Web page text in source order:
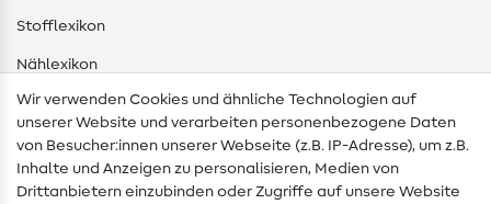
Stofflexikon
Nählexikon
Nähanleitungen
Hilfe & Kontakt
Kontakt
Wir verwenden Cookies und ähnliche Technologien auf
unserer Website und verarbeiten personenbezogene Daten
von Besucher:innen unserer Webseite (z.B. IP-Adresse), um z.B.
Inhalte und Anzeigen zu personalisieren, Medien von
Drittanbietern einzubinden oder Zugriffe auf unsere Website